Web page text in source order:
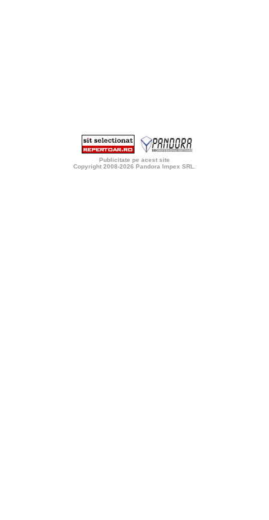
Publicitate pe acest site
Copyright 2008-2026 Pandora Impex SRL